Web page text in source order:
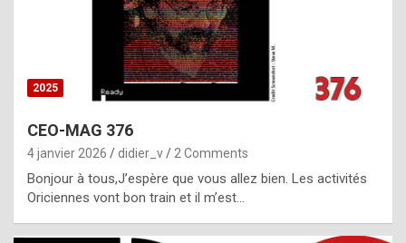
t
o
r
p
e
c
i
2025
CEO-MAG 376
4 janvier 2026 didier_v 2 Comments
Bonjour à tous,J’espère que vous allez bien. Les activités
Oriciennes vont bon train et il m’est…